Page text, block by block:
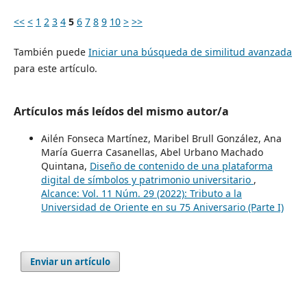
<< < 1 2 3 4 5 6 7 8 9 10 > >>
También puede Iniciar una búsqueda de similitud avanzada
para este artículo.
Artículos más leídos del mismo autor/a
Ailén Fonseca Martínez, Maribel Brull González, Ana
María Guerra Casanellas, Abel Urbano Machado
Quintana, Diseño de contenido de una plataforma
digital de símbolos y patrimonio universitario ,
Alcance: Vol. 11 Núm. 29 (2022): Tributo a la
Universidad de Oriente en su 75 Aniversario (Parte I)
Enviar un artículo